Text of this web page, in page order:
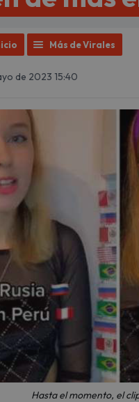
Más de Virales
de 2023 15:40
Hasta el momento, el